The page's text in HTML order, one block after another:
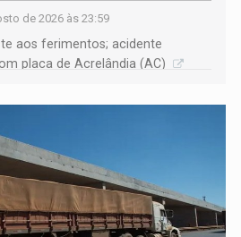
de 2026 às 23:59
aos ferimentos; acidente
placa de Acrelândia (AC)